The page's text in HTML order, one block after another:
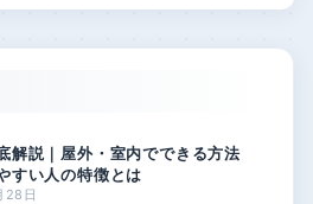
解説｜屋外・室内でできる方法
すい人の特徴とは
28日